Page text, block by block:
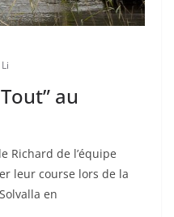
au
Richard de l’équipe
leur course lors de la
en